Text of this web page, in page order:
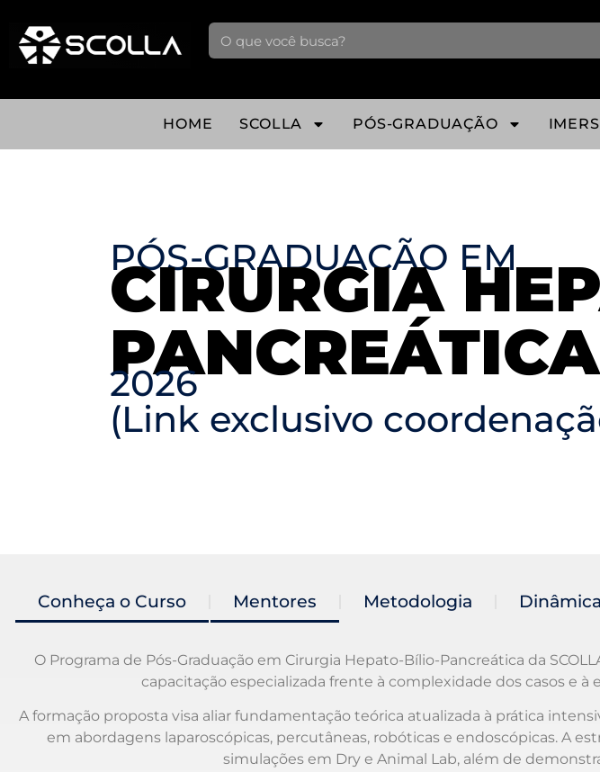
HOME SCOLLA PÓS-GRADUAÇÃO
PÓS-GRADUAÇÃO EM
CIRURGIA
PANCREÁTICA
2026
(Link exclusivo
Conheça o Curso Mentores Metodologia Dinâmica
O Programa de Pós-Graduação em Cirurgia Hepato-Bílio-Pancreática da
capacitação especializada frente à complexidade dos casos e à
A formação proposta visa aliar fundamentação teórica atualizada à prática
em abordagens laparoscópicas, percutâneas, robóticas e endoscópicas. A
simulações em Dry e Animal Lab, além de